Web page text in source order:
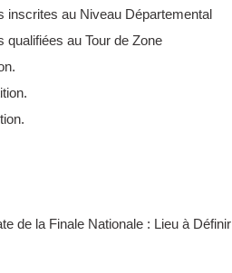
inscrites au Niveau Départemental
qualifiées au Tour de Zone
de la Finale Nationale : Lieu à Définir